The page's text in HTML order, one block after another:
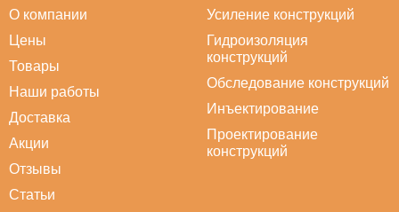
О компании
Цены
Товары
Наши работы
Доставка
Акции
Отзывы
Статьи
Усиление конструкций
Гидроизоляция
конструкций
Обследование конструкций
Инъектирование
Проектирование
конструкций